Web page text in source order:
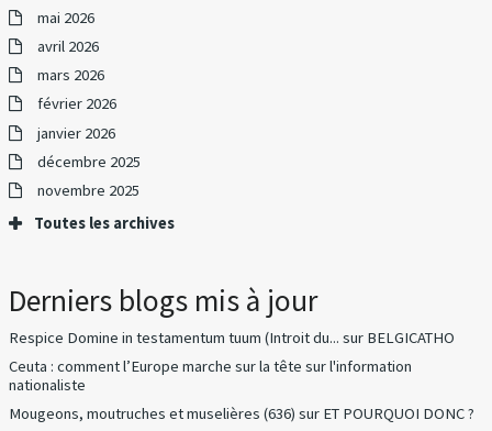
mai 2026
avril 2026
mars 2026
février 2026
janvier 2026
décembre 2025
novembre 2025
Toutes les archives
Derniers blogs mis à jour
Respice Domine in testamentum tuum (Introit du... sur BELGICATHO
Ceuta : comment l’Europe marche sur la tête surl'information
nationaliste
Mougeons, moutruches et muselières (636) sur ET POURQUOI DONC ?